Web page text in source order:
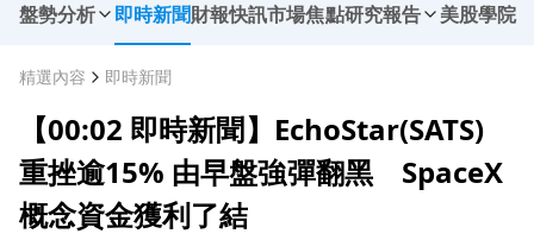
盤勢分析 即時新聞財報快訊市場焦點研究報告 美股學院
精選內容 即時新聞
【00:02 即時新聞】EchoStar(SATS)
重挫逾15% 由早盤強彈翻黑 SpaceX
概念資金獲利了結